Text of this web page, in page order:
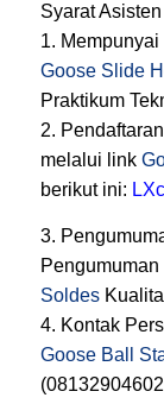
Syarat
1.
Goose Slide
Praktikum
2.
melalui link
berikut ini:
3.
Soldes
4. Kontak
Goose Ball